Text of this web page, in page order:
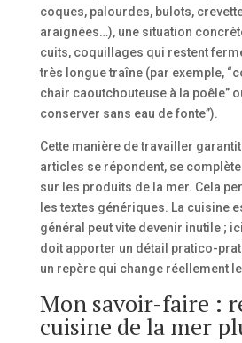
coques, palourdes, bulots,
araignées…), une situation
cuits, coquillages qui restent
très longue traîne (par exemple,
chair caoutchouteuse à la poêle”
conserver sans eau de fonte”).
Cette manière de travailler
articles se répondent, se
sur les produits de la mer. Cela
les textes génériques. La cuisine
général peut vite devenir inutile ;
doit apporter un détail pratico-
un repère qui change réellement
Mon savoir-faire :
cuisine de la mer